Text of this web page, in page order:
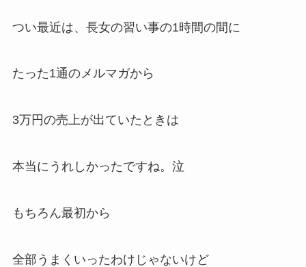
つい最近は、長女の習い事の1時間の間に
たった1通のメルマガから
3万円の売上が出ていたときは
本当にうれしかったですね。泣
もちろん最初から
全部うまくいったわけじゃないけど